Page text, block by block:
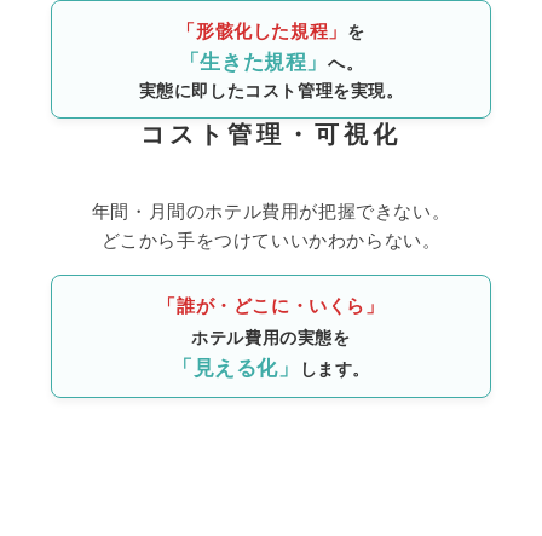
「形骸化した規程」 を
「生きた規程」 へ。
実態に即したコスト管理を実現。
コスト管理・可視化
年間・月間のホテル費用が把握できない。
どこから手をつけていいかわからない。
「誰が・どこに・いくら」
ホテル費用の実態を
「見える化」 します。